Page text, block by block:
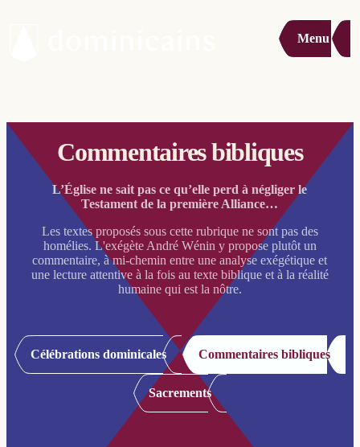
Menu
Commentaires bibliques
L’Église ne sait pas ce qu’elle perd à négliger le
Testament de la première Alliance…
Les textes proposés sous cette rubrique ne sont pas des
homélies. L'exégète André Wénin y propose plutôt un
commentaire, à mi-chemin entre une analyse exégétique et
une lecture attentive à la fois au texte biblique et à la réalité
humaine qui est la nôtre.
Célébrations dominicales Commentaires bibliques
Sacrements